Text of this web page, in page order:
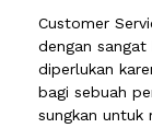
Customer
dengan sangat
diperlukan
bagi sebuah
sungkan untuk